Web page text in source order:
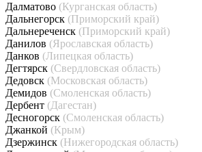
Далматово (Курганская область)
Дальнегорск (Приморский край)
Дальнереченск (Приморский край)
Данилов (Ярославская область)
Данков (Липецкая область)
Дегтярск (Свердловская область)
Дедовск (Московская область)
Демидов (Смоленская область)
Дербент (Дагестан)
Десногорск (Смоленская область)
Джанкой (Крым)
Дзержинск (Нижегородская область)